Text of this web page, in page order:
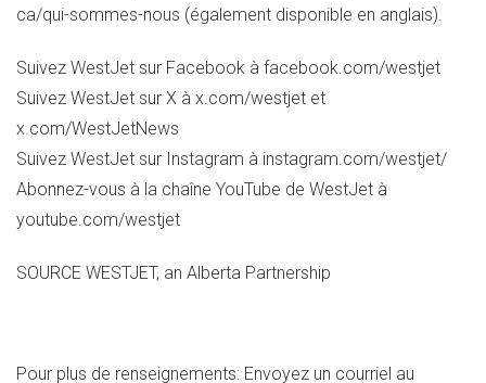
ca/qui-sommes-nous (également disponible en anglais).
Suivez WestJet sur Facebook à facebook.com/westjet
Suivez WestJet sur X à x.com/westjet et
x.com/WestJetNews
Suivez WestJet sur Instagram à instagram.com/westjet/
Abonnez-vous à la chaîne YouTube de WestJet à
youtube.com/westjet
SOURCE WESTJET, an Alberta Partnership
Pour plus de renseignements: Envoyez un courriel au